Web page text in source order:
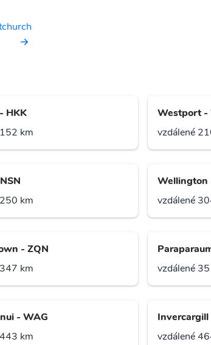
HKK
km
Westport -
vzdálené
km
Wellington
vzdálené
- ZQN
km
vzdálené
- WAG
km
Invercargill
vzdálené